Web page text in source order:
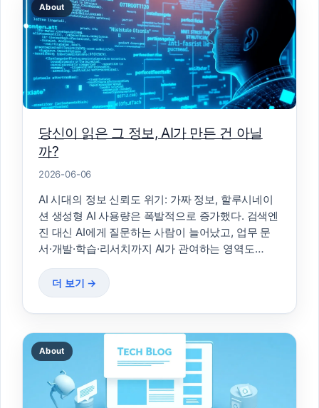
About
당신이 읽은 그 정보, AI가 만든 건 아닐
까?
2026-06-06
AI 시대의 정보 신뢰도 위기: 가짜 정보, 할루시네이
션 생성형 AI 사용량은 폭발적으로 증가했다. 검색엔
진 대신 AI에게 질문하는 사람이 늘어났고, 업무 문
서·개발·학습·리서치까지 AI가 관여하는 영역도…
더 보기 →
About